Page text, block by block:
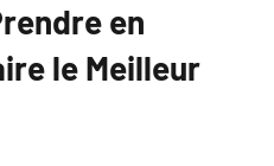
en
le Meilleur